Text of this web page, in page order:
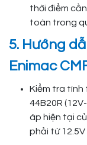
thời điểm
toàn trong
5. Hướng
Enimac
Kiểm tra tình
44B20R
áp hiện tại
phải từ 12.5V